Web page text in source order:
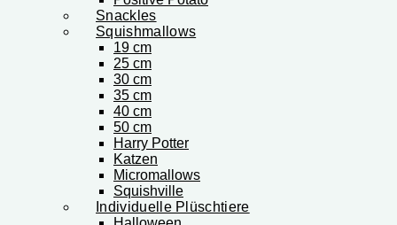
Snackles
Squishmallows
19 cm
25 cm
30 cm
35 cm
40 cm
50 cm
Harry Potter
Katzen
Micromallows
Squishville
Individuelle Plüschtiere